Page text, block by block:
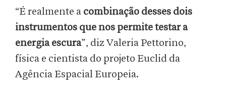
“É realmente a combinação desses dois
instrumentos que nos permite testar a
energia escura”, diz Valeria Pettorino,
física e cientista do projeto Euclid da
Agência Espacial Europeia.